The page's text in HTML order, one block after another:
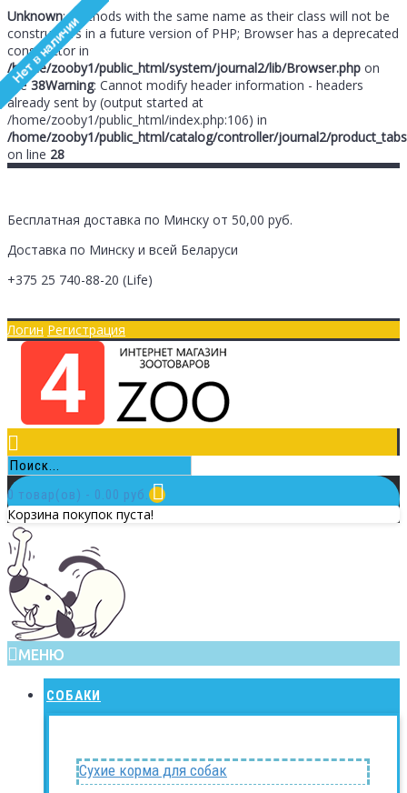
Unknown: Methods with the same name as their class will not be
constructors in a future version of PHP; Browser has a deprecated
constructor in
/home/zooby1/public_html/system/journal2/lib/Browser.php on
line38Warning: Cannot modify header information - headers
already sent by (output started at
/home/zooby1/public_html/index.php:106) in
/home/zooby1/public_html/catalog/controller/journal2/
on line 28
Бесплатная доставка по Минску от 50,00 руб.
Доставка по Минску и всей Беларуси
+375 25 740-88-20 (Life)
Логин Регистрация
0 товар(ов) - 0.00 руб.
Корзина покупок пуста!
МЕНЮ
СОБАКИ
Сухие корма для собак